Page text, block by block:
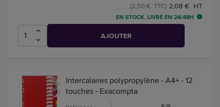
2,08 € HT
(2,50 € TTC)
EN STOCK, LIVRÉ EN 24/48H
AJOUTER
Intercalaires polypropylène - A4+ - 12
touches - Exacompta